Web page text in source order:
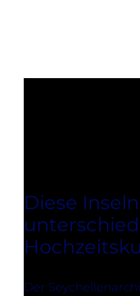
Diese
Der